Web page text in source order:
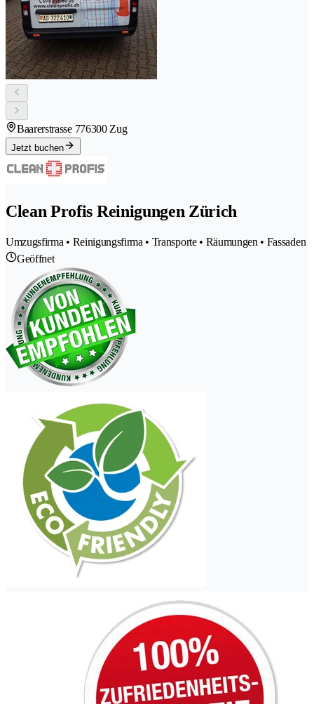
Baarerstrasse 776300 Zug
Jetzt buchen
Clean Profis Reinigungen Zürich
Umzugsfirma • Reinigungsfirma • Transporte • Räumungen • Fassaden
Geöffnet